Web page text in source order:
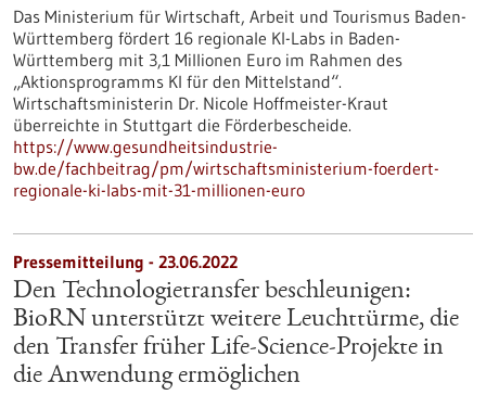
Das Ministerium für Wirtschaft, Arbeit und Tourismus Baden-
Württemberg fördert 16 regionale KI-Labs in Baden-
Württemberg mit 3,1 Millionen Euro im Rahmen des
„Aktionsprogramms KI für den Mittelstand“.
Wirtschaftsministerin Dr. Nicole Hoffmeister-Kraut
überreichte in Stuttgart die Förderbescheide.
https://www.gesundheitsindustrie-
bw.de/fachbeitrag/pm/wirtschaftsministerium-foerdert-
regionale-ki-labs-mit-31-millionen-euro
Pressemitteilung - 23.06.2022
Den Technologietransfer beschleunigen:
BioRN unterstützt weitere Leuchttürme, die
den Transfer früher Life-Science-Projekte in
die Anwendung ermöglichen